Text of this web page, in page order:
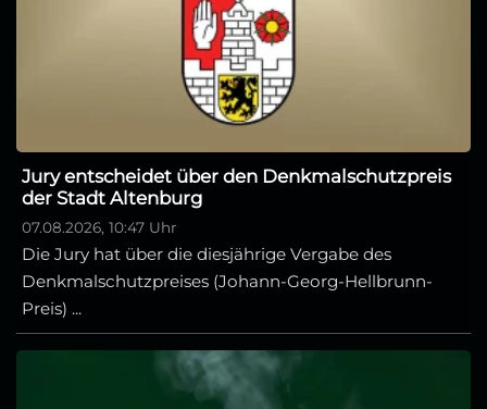
Jury entscheidet über den Denkmalschutzpreis
der Stadt Altenburg
07.08.2026, 10:47 Uhr
Die Jury hat über die diesjährige Vergabe des
Denkmalschutzpreises (Johann-Georg-Hellbrunn-
Preis) ...